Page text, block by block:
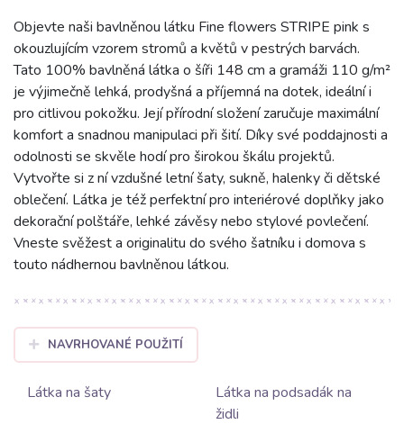
Objevte naši bavlněnou látku Fine flowers STRIPE pink s
okouzlujícím vzorem stromů a květů v pestrých barvách.
Tato 100% bavlněná látka o šíři 148 cm a gramáži 110 g/m²
je výjimečně lehká, prodyšná a příjemná na dotek, ideální i
pro citlivou pokožku. Její přírodní složení zaručuje maximální
komfort a snadnou manipulaci při šití. Díky své poddajnosti a
odolnosti se skvěle hodí pro širokou škálu projektů.
Vytvořte si z ní vzdušné letní šaty, sukně, halenky či dětské
oblečení. Látka je též perfektní pro interiérové doplňky jako
dekorační polštáře, lehké závěsy nebo stylové povlečení.
Vneste svěžest a originalitu do svého šatníku i domova s
touto nádhernou bavlněnou látkou.
NAVRHOVANÉ POUŽITÍ
Látka na šaty
Látka na podsadák na
židli